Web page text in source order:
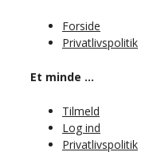
Forside
Privatlivspolitik
Et minde …
Tilmeld
Log ind
Privatlivspolitik